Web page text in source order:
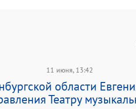
11 июня, 13:42
области
Театру